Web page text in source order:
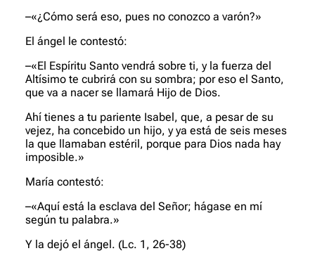
–«¿Cómo será eso, pues no conozco a varón?»
El ángel le contestó:
–«El Espíritu Santo vendrá sobre ti, y la fuerza del
Altísimo te cubrirá con su sombra; por eso el Santo,
que va a nacer se llamará Hijo de Dios.
Ahí tienes a tu pariente Isabel, que, a pesar de su
vejez, ha concebido un hijo, y ya está de seis meses
la que llamaban estéril, porque para Dios nada hay
imposible.»
María contestó:
–«Aquí está la esclava del Señor; hágase en mí
según tu palabra.»
Y la dejó el ángel. (Lc. 1, 26-38)